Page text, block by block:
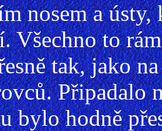
nosem a ústy,
Všechno to
tak, jako
Připadalo
bylo hodně